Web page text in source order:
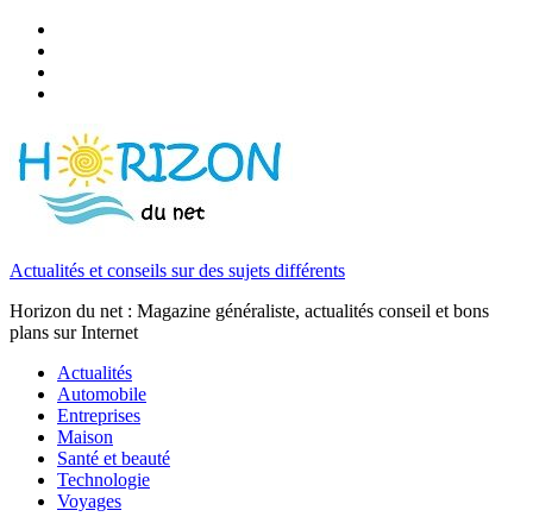
Actualités et conseils sur des sujets différents
Horizon du net : Magazine généraliste, actualités conseil et bons
plans sur Internet
Actualités
Automobile
Entreprises
Maison
Santé et beauté
Technologie
Voyages